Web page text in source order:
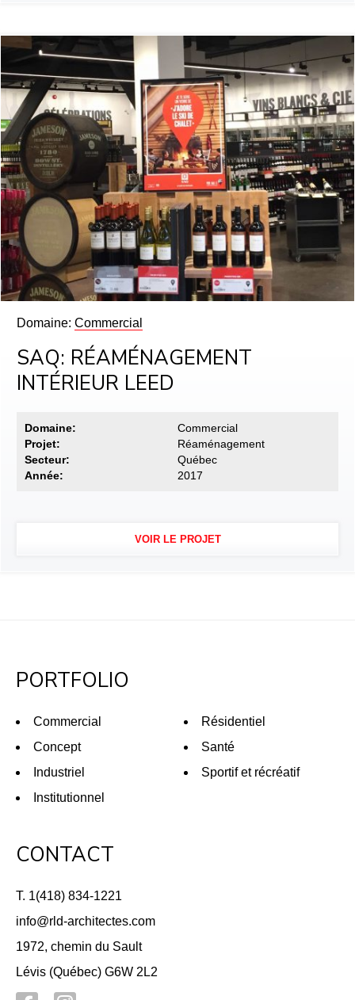
Domaine: Commercial
SAQ: RÉAMÉNAGEMENT
INTÉRIEUR LEED
Domaine:
Commercial
Projet:
Réaménagement
Secteur:
Québec
Année:
2017
VOIR LE PROJET
PORTFOLIO
Commercial
Concept
Industriel
Institutionnel
Résidentiel
Santé
Sportif et récréatif
CONTACT
T. 1(418) 834-1221
info@rld-architectes.com
1972, chemin du Sault
Lévis (Québec) G6W 2L2